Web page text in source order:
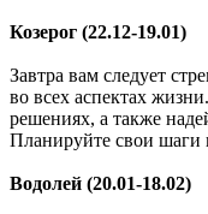
Козерог (22.12-19.01)
Завтра вам следует
во всех аспектах
решениях, а также
Планируйте свои шаги
Водолей (20.01-18.02)